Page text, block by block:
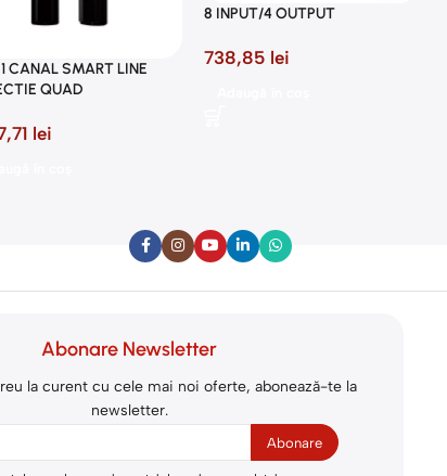
CANAL SMART LINE
QUAD
lei
8 INPUT/4 OUTPUT
738,85 lei
Abonare Newsletter
la curent cu cele mai noi oferte, abonează-te la
newsletter.